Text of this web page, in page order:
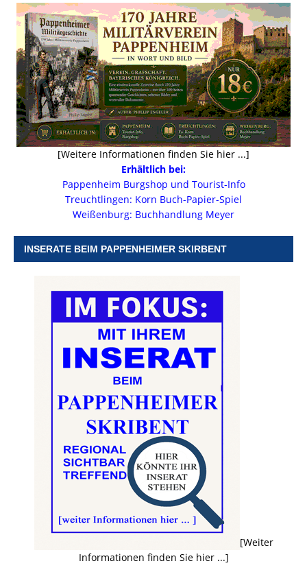
[Weitere Informationen finden Sie hier ...]
Erhältlich bei:
Pappenheim Burgshop und Tourist-Info
Treuchtlingen: Korn Buch-Papier-Spiel
Weißenburg: Buchhandlung Meyer
INSERATE BEIM PAPPENHEIMER SKIRBENT
[Weiter
Informationen finden Sie hier ...]